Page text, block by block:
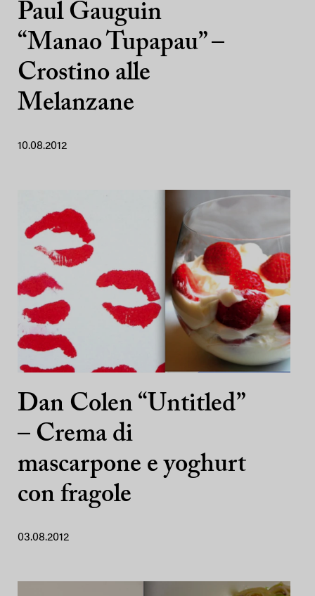
Paul Gauguin
“Manao Tupapau” –
Crostino alle
Melanzane
10.08.2012
Dan Colen “Untitled”
– Crema di
mascarpone e yoghurt
con fragole
03.08.2012